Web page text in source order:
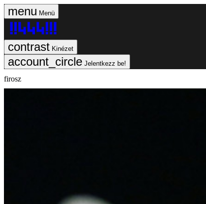
Menü
Kinézet
Jelentkezz be!
firosz